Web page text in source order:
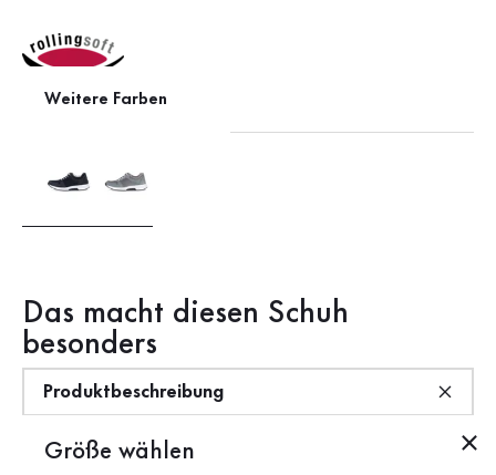
Weitere Farben
Größe wählen
rollingsoft
Das macht diesen Schuh
besonders
Produktbeschreibung